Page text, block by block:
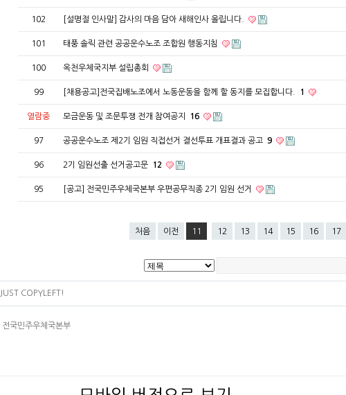
102 [설명절 인사말] 감사의 마음 담아 새해인사 올립니다.
101 태풍 솔릭 관련 공공운수노조 조합원 행동지침
100 옥천우체국지부 설립총회
99 [채용공고]전국집배노조에서 노동운동을 함께 할 동지를 모집합니다. 1
열람중 모금운동 및 조문투쟁 전개 참여공지 16
97 공공운수노조 제2기 임원 직접선거 결선투표 개표결과 공고 9
96 2기 임원선출 선거공고문 12
95 [공고] 전국민주우체국본부 우편공무직종 2기 임원 선거
처음 이전 11 12 13 14 15 16 17
COPYLEFT!
국민주우체국본부